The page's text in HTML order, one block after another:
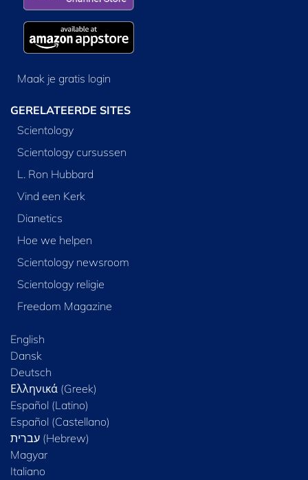
Maak je gratis login
GERELATEERDE SITES
Scientology
Scientology cursussen
L. Ron Hubbard
Vind een Kerk
Dianetics
Hoe we helpen
Scientology newsroom
Scientology religie
Freedom Magazine
English
Dansk
Deutsch
Ελληνικά (Greek)
Español (Latino)
Español (Castellano)
Magyar
Italiano